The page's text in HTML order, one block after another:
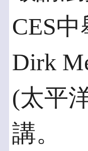
CES
Dirk
(太平
講。